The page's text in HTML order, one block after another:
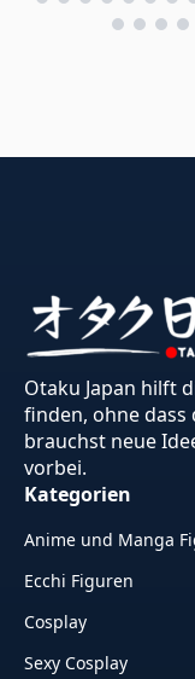
Otaku Japan hilft
finden, ohne dass
brauchst neue
vorbei.
Kategorien
Anime und Manga
Ecchi Figuren
Cosplay
Sexy Cosplay